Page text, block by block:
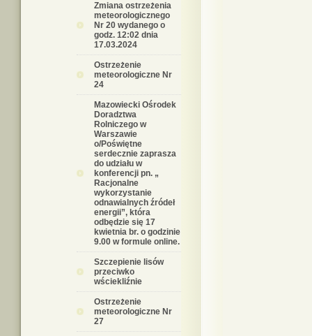
Zmiana ostrzeżenia
meteorologicznego
Nr 20 wydanego o
godz. 12:02 dnia
17.03.2024
Ostrzeżenie
meteorologiczne Nr
24
Mazowiecki Ośrodek
Doradztwa
Rolniczego w
Warszawie
o/Poświętne
serdecznie zaprasza
do udziału w
konferencji pn. „
Racjonalne
wykorzystanie
odnawialnych źródeł
energii”, która
odbędzie się 17
kwietnia br. o godzinie
9.00 w formule online.
Szczepienie lisów
przeciwko
wściekliźnie
Ostrzeżenie
meteorologiczne Nr
27